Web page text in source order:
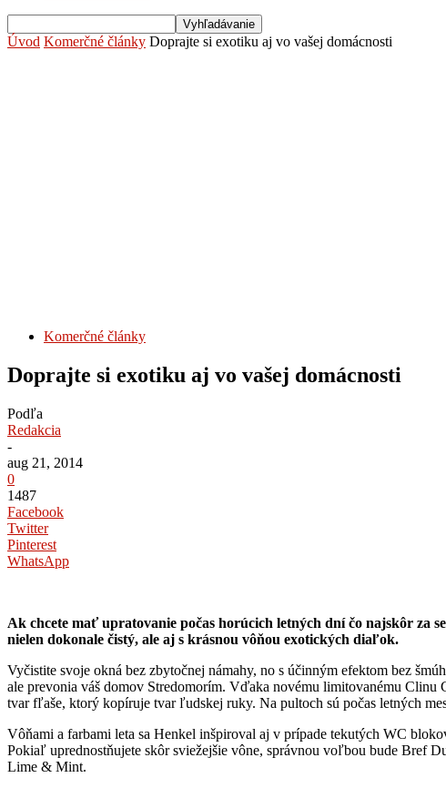
Úvod Komerčné články Doprajte si exotiku aj vo vašej domácnosti
Komerčné články
Doprajte si exotiku aj vo vašej domácnosti
Podľa
Redakcia
-
aug 21, 2014
0
1487
Facebook
Twitter
Pinterest
WhatsApp
Ak chcete mať upratovanie počas horúcich letných dní čo najskôr za
nielen dokonale čistý, ale aj s krásnou vôňou exotických diaľok.
Vyčistite svoje okná bez zbytočnej námahy, no s účinným efektom bez
ale prevonia váš domov Stredomorím. Vďaka novému limitovanému
tvar fľaše, ktorý kopíruje tvar ľudskej ruky. Na pultoch sú počas letných
Vôňami a farbami leta sa Henkel inšpiroval aj v prípade tekutých WC
Pokiaľ uprednostňujete skôr sviežejšie vône, správnou voľbou bude Bref
Lime & Mint.